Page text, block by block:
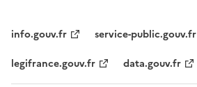
info.gouv.fr
service-public.gouv.fr
legifrance.gouv.fr
data.gouv.fr